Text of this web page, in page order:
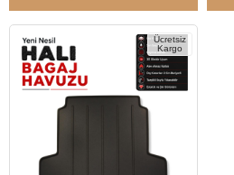
Ücretsiz
Kargo